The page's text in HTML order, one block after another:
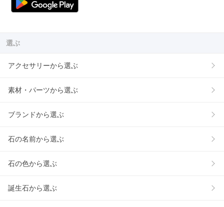
選ぶ
アクセサリーから選ぶ
素材・パーツから選ぶ
ブランドから選ぶ
石の名前から選ぶ
石の色から選ぶ
誕生石から選ぶ